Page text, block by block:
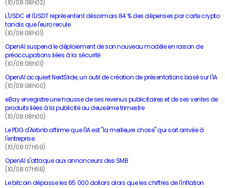
(10/08 08h02)
L'USDC et l'USDT représentent désormais 84 % des dépenses par carte crypto
tandis que l'euro recule
(10/08 08h01)
OpenAI suspend le déploiement de son nouveau modèle en raison de
préoccupations liées à la sécurité
(10/08 08h01)
OpenAI acquiert NextSlide, un outil de création de présentations basé sur l'IA
(10/08 08h00)
eBay enregistre une hausse de ses revenus publicitaires et de ses ventes de
produits liées à la publicité au deuxième trimestre
(10/08 08h00)
Le PDG d'Airbnb affirme que l'IA est "la meilleure chose" qui soit arrivée à
l'entreprise
(10/08 07h59)
OpenAI s'attaque aux annonceurs des SMB
(10/08 07h58)
Le bitcoin dépasse les 65 000 dollars alors que les chiffres de l'inflation